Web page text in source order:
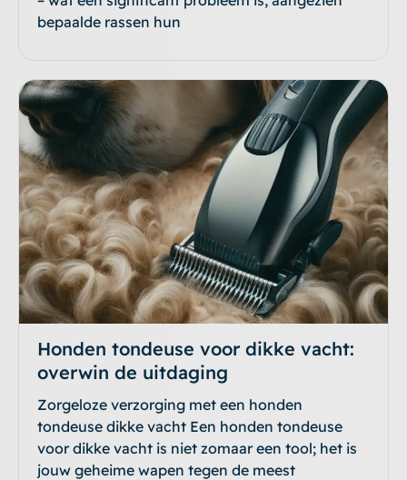
bepaalde rassen hun
Honden tondeuse voor dikke vacht:
overwin de uitdaging
Zorgeloze verzorging met een honden
tondeuse dikke vacht Een honden tondeuse
voor dikke vacht is niet zomaar een tool; het is
jouw geheime wapen tegen de meest